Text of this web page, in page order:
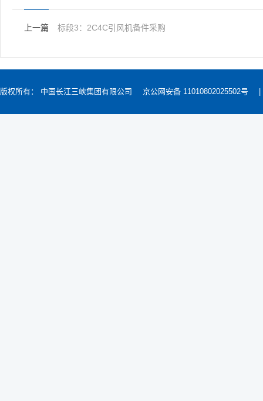
上一篇 标段3：2C4C引风机备件采购
版权所有： 中国长江三峡集团有限公司 京公网安备 11010802025502号